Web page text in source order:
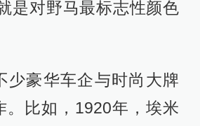
是对野马最标志性颜色
少豪华车企与时尚大牌
。比如，1920年，埃米